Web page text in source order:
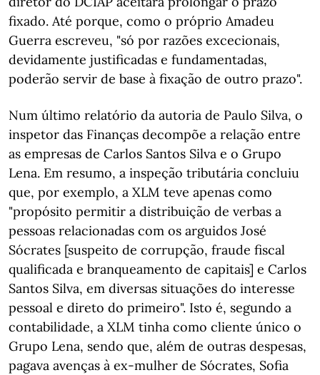
fixado. Até porque, como o próprio Amadeu
Guerra escreveu, "só por razões excecionais,
devidamente justificadas e fundamentadas,
poderão servir de base à fixação de outro prazo".
Num último relatório da autoria de Paulo Silva, o
inspetor das Finanças decompõe a relação entre
as empresas de Carlos Santos Silva e o Grupo
Lena. Em resumo, a inspeção tributária concluiu
que, por exemplo, a XLM teve apenas como
"propósito permitir a distribuição de verbas a
pessoas relacionadas com os arguidos José
Sócrates [suspeito de corrupção, fraude fiscal
qualificada e branqueamento de capitais] e Carlos
Santos Silva, em diversas situações do interesse
pessoal e direto do primeiro". Isto é, segundo a
contabilidade, a XLM tinha como cliente único o
Grupo Lena, sendo que, além de outras despesas,
pagava avenças à ex-mulher de Sócrates, Sofia